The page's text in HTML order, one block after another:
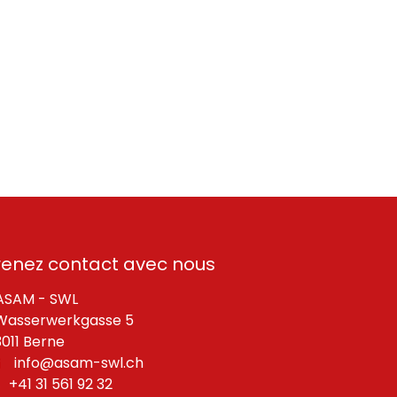
contact avec nous
- SWL
5
Berne
info@asam-swl.ch
+41 31 561 92 32